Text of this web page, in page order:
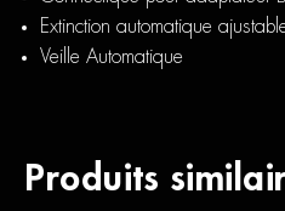
Extinction automatique
Veille Automatique
Produits